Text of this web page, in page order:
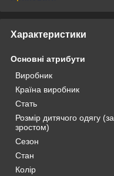
Характеристики
Основні атрибути
Виробник
Країна виробник
Стать
Розмір дитячого одягу (за
зростом)
Сезон
Стан
Колір